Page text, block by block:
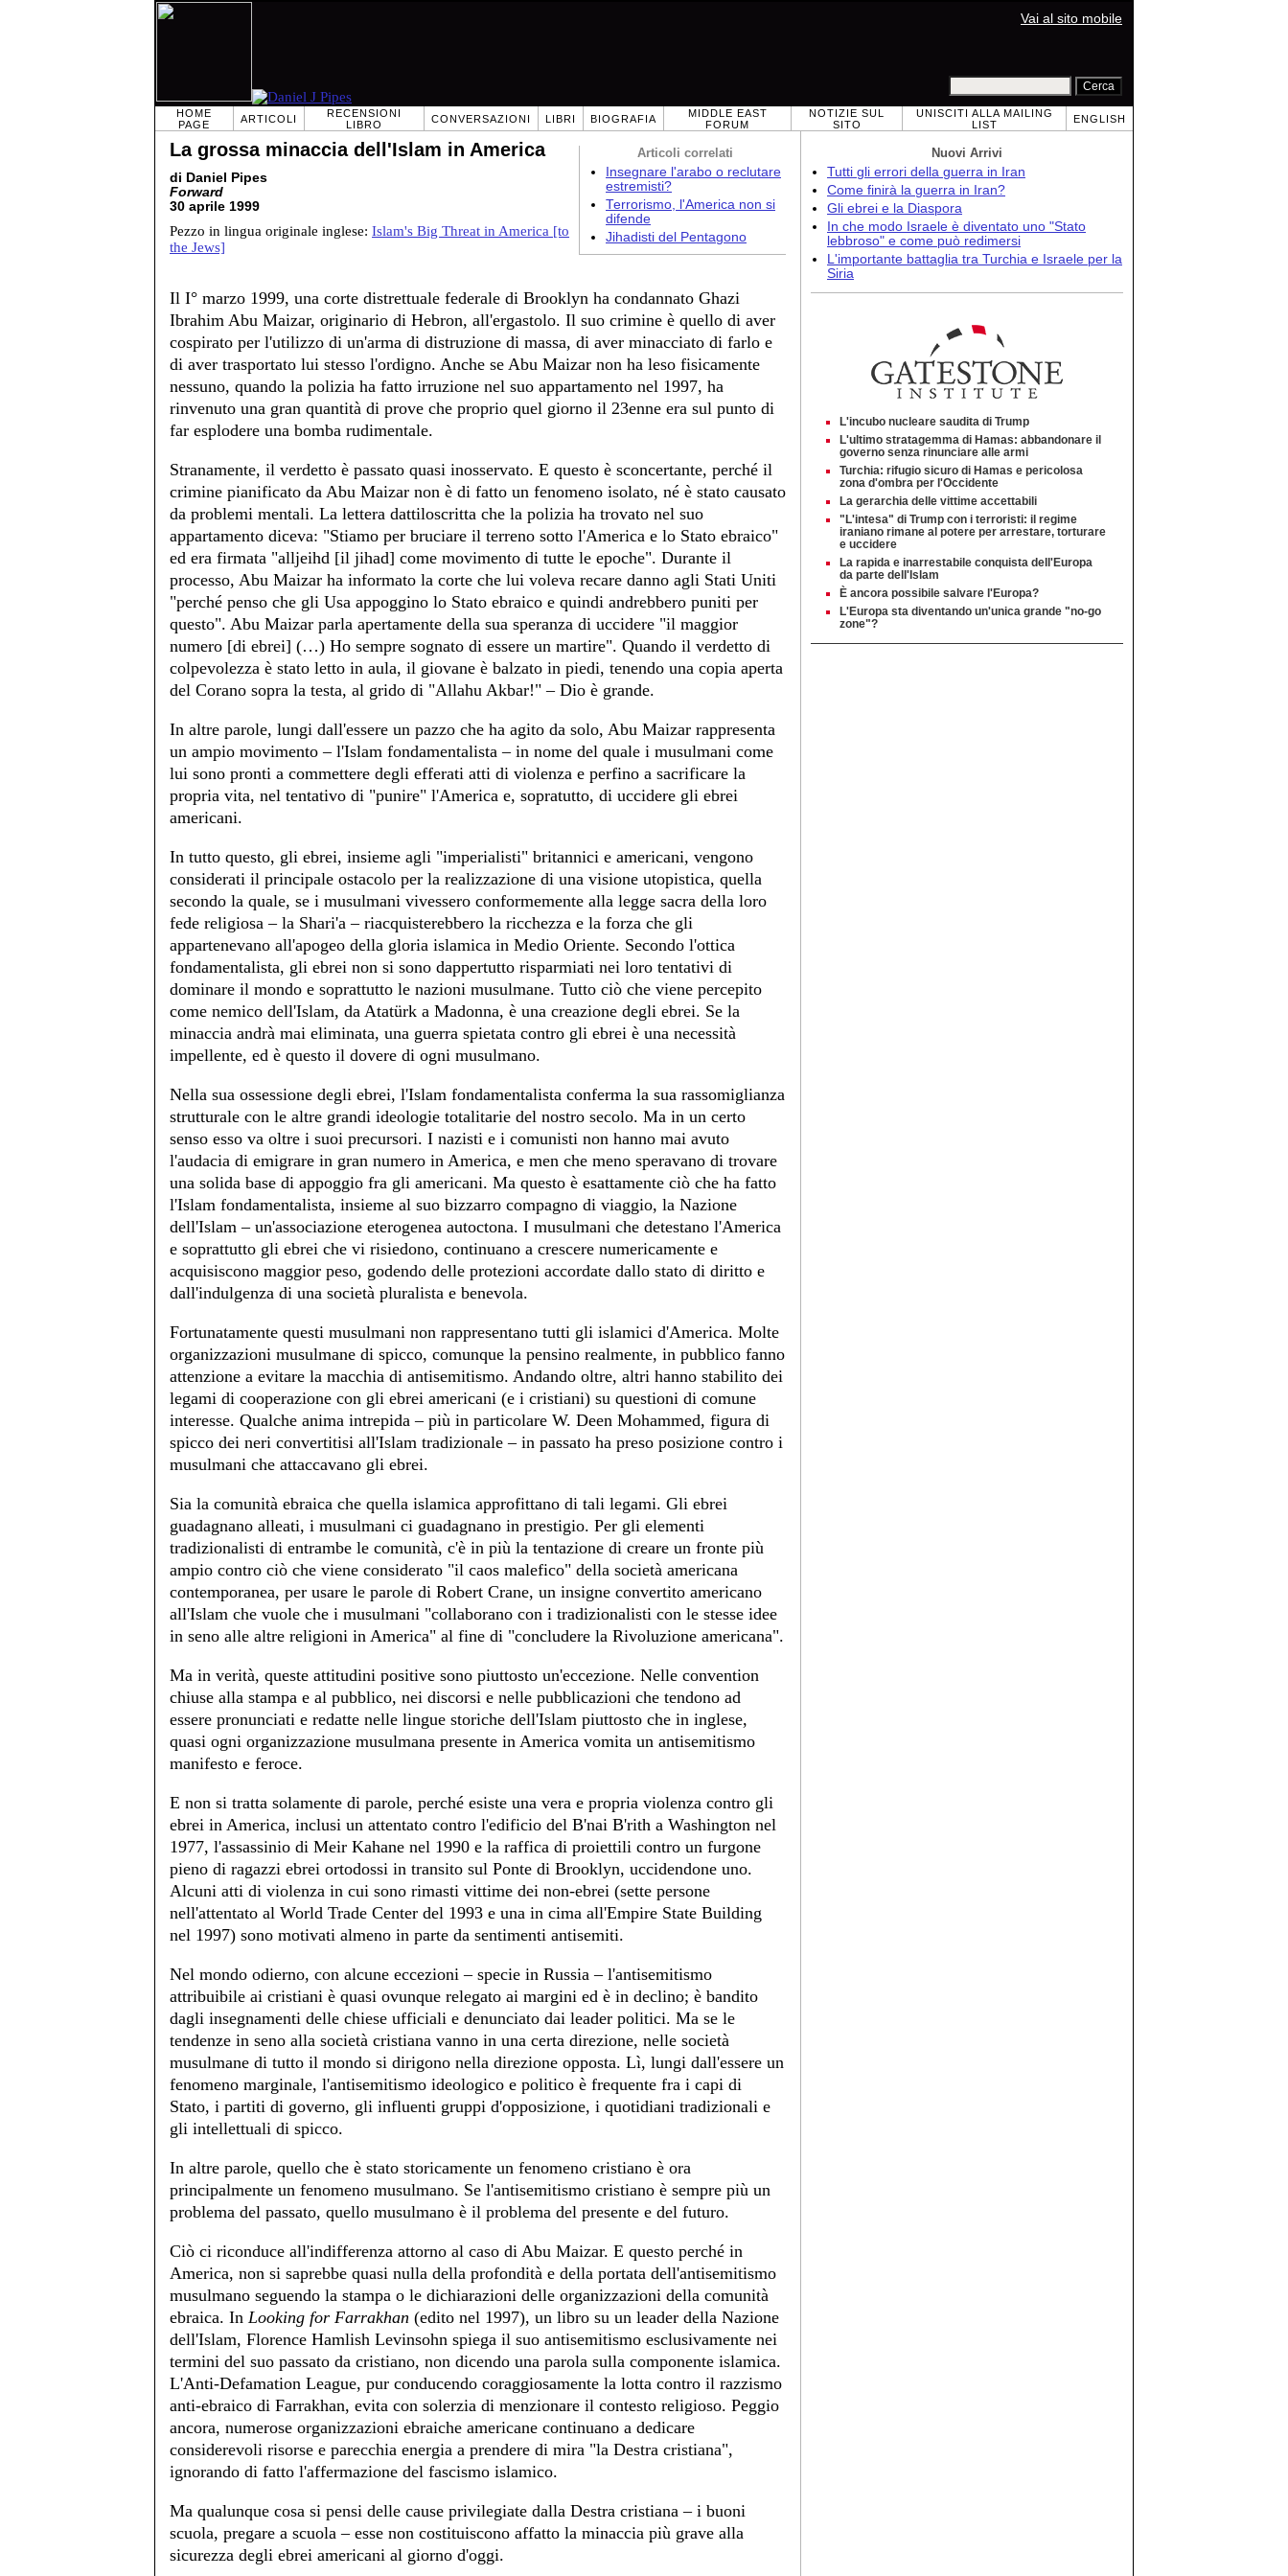
Vai al sito mobile
HOME
PAGE
ARTICOLI
RECENSIONI
LIBRO
CONVERSAZIONI LIBRI BIOGRAFIA
MIDDLE EAST
FORUM
NOTIZIE SUL
SITO
UNISCITI ALLA MAILING
LIST
ENGLISH
Articoli correlati
Insegnare l'arabo o reclutare
estremisti?
Terrorismo, l'America non si
difende
Jihadisti del Pentagono
La grossa minaccia dell'Islam in America
di Daniel Pipes
Forward
30 aprile 1999
Pezzo in lingua originale inglese: Islam's Big Threat in America [to
the Jews]
Il I° marzo 1999, una corte distrettuale federale di Brooklyn ha condannato Ghazi
Ibrahim Abu Maizar, originario di Hebron, all'ergastolo. Il suo crimine è quello di aver
cospirato per l'utilizzo di un'arma di distruzione di massa, di aver minacciato di farlo e
di aver trasportato lui stesso l'ordigno. Anche se Abu Maizar non ha leso fisicamente
nessuno, quando la polizia ha fatto irruzione nel suo appartamento nel 1997, ha
rinvenuto una gran quantità di prove che proprio quel giorno il 23enne era sul punto di
far esplodere una bomba rudimentale.
Stranamente, il verdetto è passato quasi inosservato. E questo è sconcertante, perché il
crimine pianificato da Abu Maizar non è di fatto un fenomeno isolato, né è stato causato
da problemi mentali. La lettera dattiloscritta che la polizia ha trovato nel suo
appartamento diceva: "Stiamo per bruciare il terreno sotto l'America e lo Stato ebraico"
ed era firmata "alljeihd [il jihad] come movimento di tutte le epoche". Durante il
processo, Abu Maizar ha informato la corte che lui voleva recare danno agli Stati Uniti
"perché penso che gli Usa appoggino lo Stato ebraico e quindi andrebbero puniti per
questo". Abu Maizar parla apertamente della sua speranza di uccidere "il maggior
numero [di ebrei] (…) Ho sempre sognato di essere un martire". Quando il verdetto di
colpevolezza è stato letto in aula, il giovane è balzato in piedi, tenendo una copia aperta
del Corano sopra la testa, al grido di "Allahu Akbar!" – Dio è grande.
In altre parole, lungi dall'essere un pazzo che ha agito da solo, Abu Maizar rappresenta
un ampio movimento – l'Islam fondamentalista – in nome del quale i musulmani come
lui sono pronti a commettere degli efferati atti di violenza e perfino a sacrificare la
propria vita, nel tentativo di "punire" l'America e, sopratutto, di uccidere gli ebrei
americani.
In tutto questo, gli ebrei, insieme agli "imperialisti" britannici e americani, vengono
considerati il principale ostacolo per la realizzazione di una visione utopistica, quella
secondo la quale, se i musulmani vivessero conformemente alla legge sacra della loro
fede religiosa – la Shari'a – riacquisterebbero la ricchezza e la forza che gli
appartenevano all'apogeo della gloria islamica in Medio Oriente. Secondo l'ottica
fondamentalista, gli ebrei non si sono dappertutto risparmiati nei loro tentativi di
dominare il mondo e soprattutto le nazioni musulmane. Tutto ciò che viene percepito
come nemico dell'Islam, da Atatürk a Madonna, è una creazione degli ebrei. Se la
minaccia andrà mai eliminata, una guerra spietata contro gli ebrei è una necessità
impellente, ed è questo il dovere di ogni musulmano.
Nella sua ossessione degli ebrei, l'Islam fondamentalista conferma la sua rassomiglianza
strutturale con le altre grandi ideologie totalitarie del nostro secolo. Ma in un certo
senso esso va oltre i suoi precursori. I nazisti e i comunisti non hanno mai avuto
l'audacia di emigrare in gran numero in America, e men che meno speravano di trovare
una solida base di appoggio fra gli americani. Ma questo è esattamente ciò che ha fatto
l'Islam fondamentalista, insieme al suo bizzarro compagno di viaggio, la Nazione
dell'Islam – un'associazione eterogenea autoctona. I musulmani che detestano l'America
e soprattutto gli ebrei che vi risiedono, continuano a crescere numericamente e
acquisiscono maggior peso, godendo delle protezioni accordate dallo stato di diritto e
dall'indulgenza di una società pluralista e benevola.
Fortunatamente questi musulmani non rappresentano tutti gli islamici d'America. Molte
organizzazioni musulmane di spicco, comunque la pensino realmente, in pubblico fanno
attenzione a evitare la macchia di antisemitismo. Andando oltre, altri hanno stabilito dei
legami di cooperazione con gli ebrei americani (e i cristiani) su questioni di comune
interesse. Qualche anima intrepida – più in particolare W. Deen Mohammed, figura di
spicco dei neri convertitisi all'Islam tradizionale – in passato ha preso posizione contro i
musulmani che attaccavano gli ebrei.
Sia la comunità ebraica che quella islamica approfittano di tali legami. Gli ebrei
guadagnano alleati, i musulmani ci guadagnano in prestigio. Per gli elementi
tradizionalisti di entrambe le comunità, c'è in più la tentazione di creare un fronte più
ampio contro ciò che viene considerato "il caos malefico" della società americana
contemporanea, per usare le parole di Robert Crane, un insigne convertito americano
all'Islam che vuole che i musulmani "collaborano con i tradizionalisti con le stesse idee
in seno alle altre religioni in America" al fine di "concludere la Rivoluzione americana".
Ma in verità, queste attitudini positive sono piuttosto un'eccezione. Nelle convention
chiuse alla stampa e al pubblico, nei discorsi e nelle pubblicazioni che tendono ad
essere pronunciati e redatte nelle lingue storiche dell'Islam piuttosto che in inglese,
quasi ogni organizzazione musulmana presente in America vomita un antisemitismo
manifesto e feroce.
E non si tratta solamente di parole, perché esiste una vera e propria violenza contro gli
ebrei in America, inclusi un attentato contro l'edificio del B'nai B'rith a Washington nel
1977, l'assassinio di Meir Kahane nel 1990 e la raffica di proiettili contro un furgone
pieno di ragazzi ebrei ortodossi in transito sul Ponte di Brooklyn, uccidendone uno.
Alcuni atti di violenza in cui sono rimasti vittime dei non-ebrei (sette persone
nell'attentato al World Trade Center del 1993 e una in cima all'Empire State Building
nel 1997) sono motivati almeno in parte da sentimenti antisemiti.
Nel mondo odierno, con alcune eccezioni – specie in Russia – l'antisemitismo
attribuibile ai cristiani è quasi ovunque relegato ai margini ed è in declino; è bandito
dagli insegnamenti delle chiese ufficiali e denunciato dai leader politici. Ma se le
tendenze in seno alla società cristiana vanno in una certa direzione, nelle società
musulmane di tutto il mondo si dirigono nella direzione opposta. Lì, lungi dall'essere un
fenomeno marginale, l'antisemitismo ideologico e politico è frequente fra i capi di
Stato, i partiti di governo, gli influenti gruppi d'opposizione, i quotidiani tradizionali e
gli intellettuali di spicco.
In altre parole, quello che è stato storicamente un fenomeno cristiano è ora
principalmente un fenomeno musulmano. Se l'antisemitismo cristiano è sempre più un
problema del passato, quello musulmano è il problema del presente e del futuro.
Ciò ci riconduce all'indifferenza attorno al caso di Abu Maizar. E questo perché in
America, non si saprebbe quasi nulla della profondità e della portata dell'antisemitismo
musulmano seguendo la stampa o le dichiarazioni delle organizzazioni della comunità
ebraica. In Looking for Farrakhan (edito nel 1997), un libro su un leader della Nazione
dell'Islam, Florence Hamlish Levinsohn spiega il suo antisemitismo esclusivamente nei
termini del suo passato da cristiano, non dicendo una parola sulla componente islamica.
L'Anti-Defamation League, pur conducendo coraggiosamente la lotta contro il razzismo
anti-ebraico di Farrakhan, evita con solerzia di menzionare il contesto religioso. Peggio
ancora, numerose organizzazioni ebraiche americane continuano a dedicare
considerevoli risorse e parecchia energia a prendere di mira "la Destra cristiana",
ignorando di fatto l'affermazione del fascismo islamico.
Ma qualunque cosa si pensi delle cause privilegiate dalla Destra cristiana – i buoni
scuola, pregare a scuola – esse non costituiscono affatto la minaccia più grave alla
sicurezza degli ebrei americani al giorno d'oggi.
Nuovi Arrivi
Tutti gli errori della guerra in Iran
Come finirà la guerra in Iran?
Gli ebrei e la Diaspora
In che modo Israele è diventato uno "Stato
lebbroso" e come può redimersi
L'importante battaglia tra Turchia e Israele per la
Siria
L'incubo nucleare saudita di Trump
L'ultimo stratagemma di Hamas: abbandonare il
governo senza rinunciare alle armi
Turchia: rifugio sicuro di Hamas e pericolosa
zona d'ombra per l'Occidente
La gerarchia delle vittime accettabili
"L'intesa" di Trump con i terroristi: il regime
iraniano rimane al potere per arrestare, torturare
e uccidere
La rapida e inarrestabile conquista dell'Europa
da parte dell'Islam
È ancora possibile salvare l'Europa?
L'Europa sta diventando un'unica grande "no-go
zone"?